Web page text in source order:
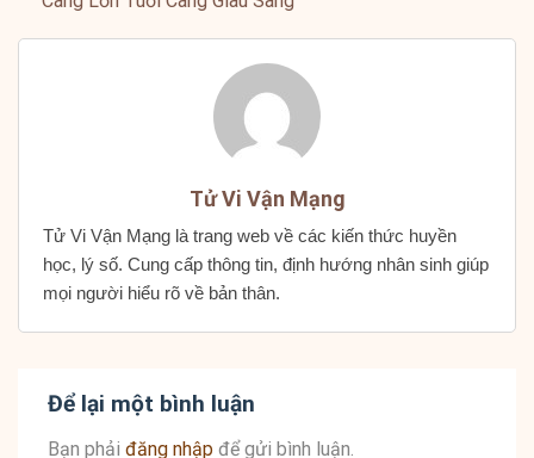
Tử Vi Vận Mạng
Tử Vi Vận Mạng là trang web về các kiến thức huyền
học, lý số. Cung cấp thông tin, định hướng nhân sinh giúp
mọi người hiểu rõ về bản thân.
Để lại một bình luận
Bạn phải đăng nhập để gửi bình luận.